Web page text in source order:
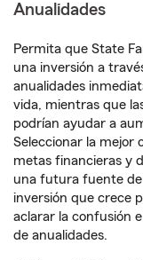
Anualidades
Permita que State
una inversión a
anualidades
vida, mientras que
podrían ayudar a
Seleccionar la mejor
metas financieras y
una futura fuente de
inversión que crece
aclarar la confusión
de anualidades.